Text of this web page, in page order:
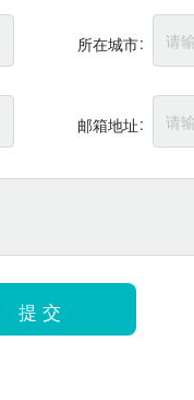
所在城市
邮箱地址
提 交